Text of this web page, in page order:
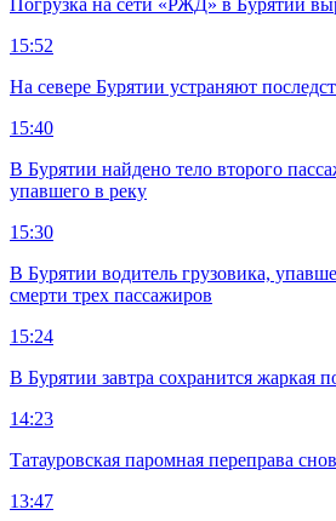
Погрузка на сети «РЖД» в Бурятии
15:52
На севере Бурятии устраняют
15:40
В Бурятии найдено тело второго
упавшего в реку
15:30
В Бурятии водитель грузовика,
смерти трех пассажиров
15:24
В Бурятии завтра сохранится жаркая
14:23
Татауровская паромная переправа
13:47